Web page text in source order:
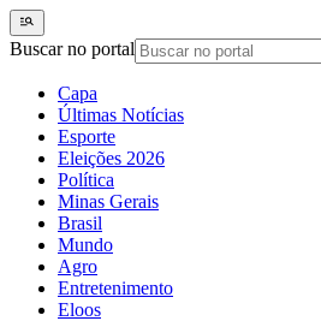
Buscar no portal
Capa
Últimas Notícias
Esporte
Eleições 2026
Política
Minas Gerais
Brasil
Mundo
Agro
Entretenimento
Eloos